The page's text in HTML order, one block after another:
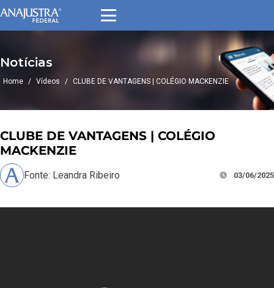
Notícias
Home / Vídeos / CLUBE DE VANTAGENS | COLÉGIO MACKENZIE
CLUBE DE VANTAGENS | COLÉGIO
MACKENZIE
Fonte: Leandra Ribeiro 03/06/2025